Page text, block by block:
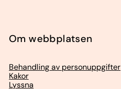
Om webbplatsen
Behandling av personuppgifter
Kakor
Lyssna